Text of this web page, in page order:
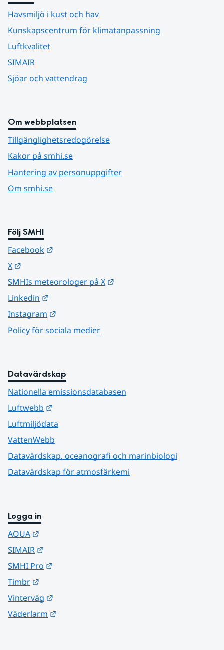
Havsmiljö i kust och hav
Kunskapscentrum för klimatanpassning
Luftkvalitet
SIMAIR
Sjöar och vattendrag
Om webbplatsen
Tillgänglighetsredogörelse
Kakor på smhi.se
Hantering av personuppgifter
Om smhi.se
Följ SMHI
Facebook
X
SMHIs meteorologer på X
Linkedin
Instagram
Policy för sociala medier
Datavärdskap
Nationella emissionsdatabasen
Luftwebb
Luftmiljödata
VattenWebb
Datavärdskap, oceanografi och marinbiologi
Datavärdskap för atmosfärkemi
Logga in
AQUA
SIMAIR
SMHI Pro
Timbr
Vinterväg
Väderlarm